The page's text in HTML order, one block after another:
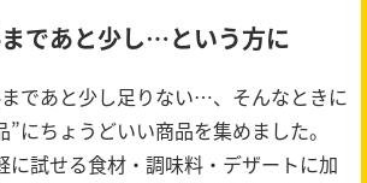
であと少し…という方に
であと少し足りない…、そんなときに
にちょうどいい商品を集めました。
に試せる食材・調味料・デザートに加